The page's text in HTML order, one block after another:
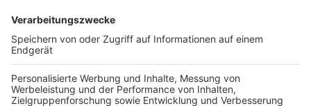
TOP-VEREINE